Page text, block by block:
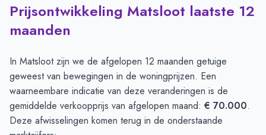
Huizenprijzen in Matsloot per m2-Afgelopen 3 maanden (per
Type
Vraagprijs in euro's
Verkoopprijs in euro's
Prijsontwikkeling Matsloot laatste 12
maanden
In Matsloot zijn we de afgelopen 12 maanden getuige
geweest van bewegingen in de woningprijzen. Een
waarneembare indicatie van deze veranderingen is de
gemiddelde verkoopprijs van afgelopen maand: € 70.000.
Deze afwisselingen komen terug in de onderstaande